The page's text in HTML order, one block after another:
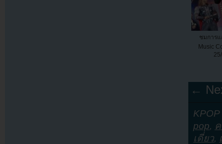
ชมการแ
Music
←
pop,
เดี่ยว,